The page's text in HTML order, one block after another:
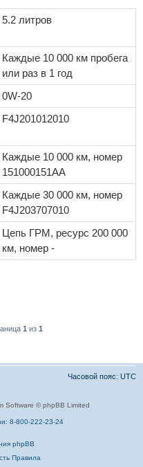
5.2 литров
Каждые 10 000 км пробега
или раз в 1 год
0W-20
F4J201012010
Каждые 10 000 км, номер
151000151AA
Каждые 30 000 км, номер
F4J203707010
Цепь ГРМ, ресурс 200 000
км, номер -
1 из 1
Часовой пояс: UTC
Software © phpBB Limited
8-800-222-23-24
phpBB
Правила